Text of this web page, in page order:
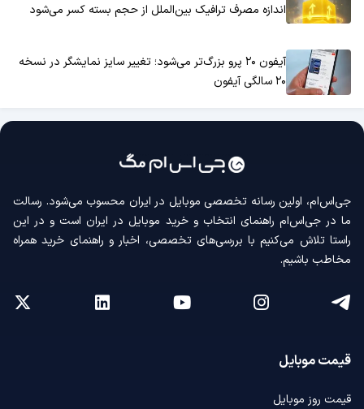
اندازه مصرف ترافیک بین‌الملل از حجم بسته کسر می‌شود
آیفون ۲۰ پرو بزرگ‌تر می‌شود؛ تغییر سایز نمایشگر در نسخه
۲۰ سالگی آیفون
جی‌اس‌ام، اولین رسانه‌ تخصصی موبایل در ایران محسوب می‌شود. رسالت
ما در جی‌اس‌ام راهنمای انتخاب و خرید موبایل در ایران است و در این
راستا تلاش می‌کنیم با بررسی‌های تخصصی، اخبار و راهنمای خرید همراه
مخاطب باشیم.
قیمت موبایل
قیمت روز موبایل